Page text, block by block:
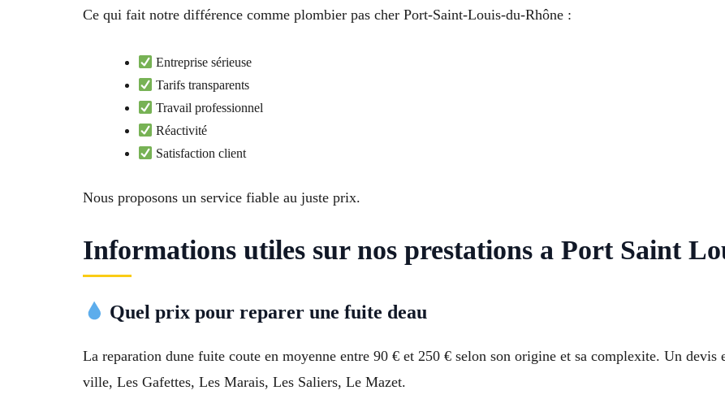
Ce qui fait notre différence comme plombier pas cher Port-Saint-Louis-du-Rhône :
Entreprise sérieuse
Tarifs transparents
Travail professionnel
Réactivité
Satisfaction client
Nous proposons un service fiable au juste prix.
Informations utiles sur nos prestations a Port Saint
Quel prix pour reparer une fuite deau
La reparation dune fuite coute en moyenne entre 90 € et 250 € selon son origine et sa complexite. Un devis
ville, Les Gafettes, Les Marais, Les Saliers, Le Mazet.